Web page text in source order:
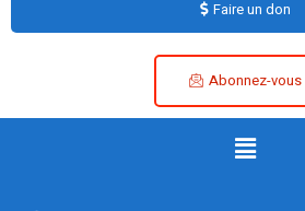
Faire un don
Abonnez-vous